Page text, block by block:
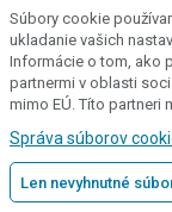
Ďalšie
nájdete v
Súbory cookie
ukladanie vašich
Informácie o tom, ako
partnermi v oblasti
mimo EÚ. Títo partneri
používania ich služieb.
Správa súborov
Len nevyhnutné